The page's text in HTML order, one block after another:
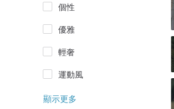
個性
優雅
輕奢
運動風
顯示更多